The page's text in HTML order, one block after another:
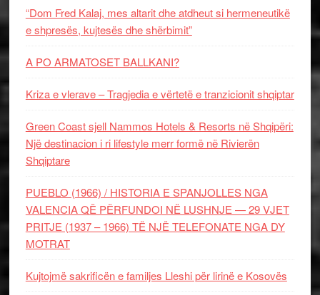
“Dom Fred Kalaj, mes altarit dhe atdheut si hermeneutikë
e shpresës, kujtesës dhe shërbimit”
A PO ARMATOSET BALLKANI?
Kriza e vlerave – Tragjedia e vërtetë e tranzicionit shqiptar
Green Coast sjell Nammos Hotels & Resorts në Shqipëri:
Një destinacion i ri lifestyle merr formë në Rivierën
Shqiptare
PUEBLO (1966) / HISTORIA E SPANJOLLES NGA
VALENCIA QË PËRFUNDOI NË LUSHNJE — 29 VJET
PRITJE (1937 – 1966) TË NJË TELEFONATE NGA DY
MOTRAT
Kujtojmë sakrificën e familjes Lleshi për lirinë e Kosovës